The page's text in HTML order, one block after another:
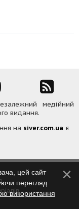
медійний
видання.
на siver.com.ua є
цей сайт
перегляд
використання